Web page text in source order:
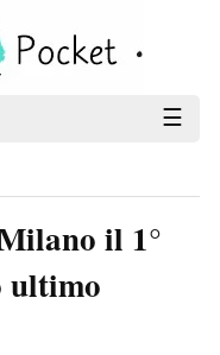
☰
il 1°
ultimo